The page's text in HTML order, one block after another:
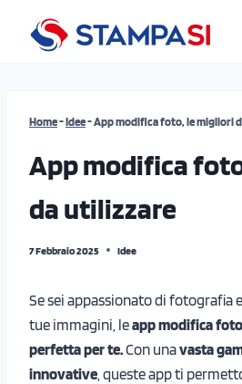
Home-Idee-App modifica foto, le migliori
App modifica
da utilizzare
7 Febbraio 2025 Idee
Se sei appassionato di fotografia
tue immagini, leapp modifica foto
perfetta per te.Con unavasta
innovative , queste app ti